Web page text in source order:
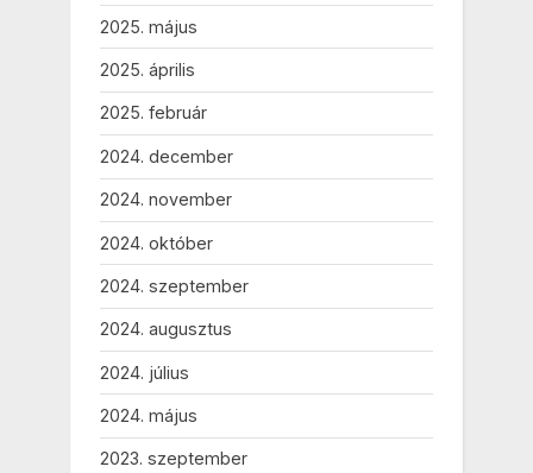
2025. május
2025. április
2025. február
2024. december
2024. november
2024. október
2024. szeptember
2024. augusztus
2024. július
2024. május
2023. szeptember